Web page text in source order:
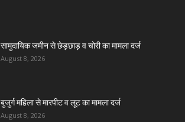
सामुदायिक जमीन से छेड़छाड़ व चोरी का मामला दर्ज
August 8, 2026
बुजुर्ग महिला से मारपीट व लूट का मामला दर्ज
August 8, 2026